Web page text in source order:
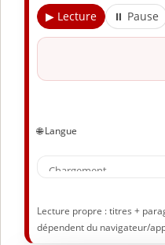
✨ Nouveau sur
Articles
▶ Lecture ⏸ Pause
🌐 Langue
Lecture propre : titres +
dépendent du navigateur/